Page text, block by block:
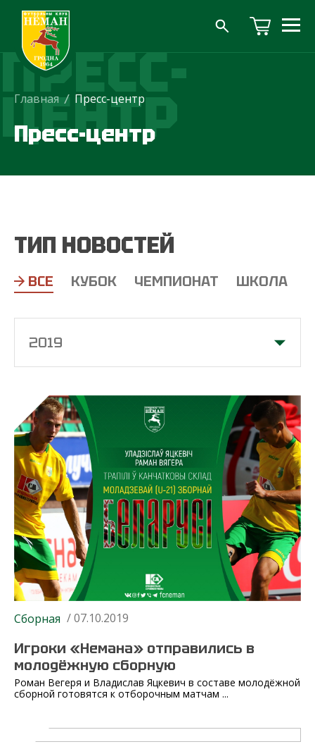
ПРЕСС-
ЦЕНТР
Главная / Пресс-центр
Пресс-центр
2019
ТИП НОВОСТЕЙ
ВСЕ КУБОК ЧЕМПИОНАТ ШКОЛА
Сборная / 07.10.2019
Игроки «Немана» отправились в
молодёжную сборную
Роман Вегеря и Владислав Яцкевич в составе молодёжной
сборной готовятся к отборочным матчам ...